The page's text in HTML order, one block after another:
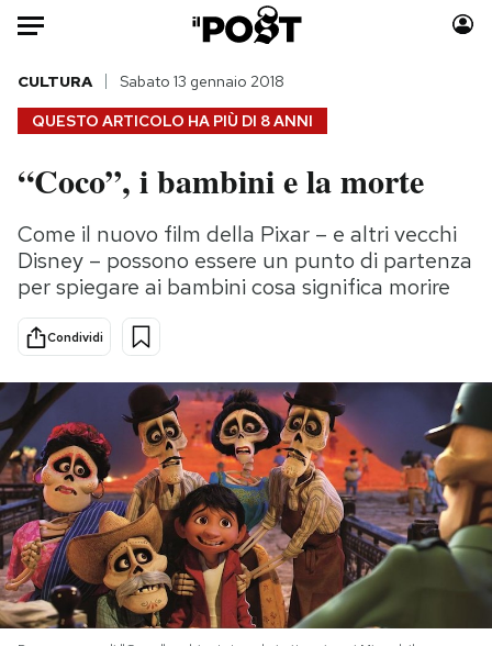
Auto
HOME
Italia
Politica
Tecnologia
Scienza
Economia
Sport
Moda
Consumismi
Storie/Idee
Altrecose
Mondiali calcio 2026
PODCAST
NEWSLETTER
QUESTO ARTICOLO HA PIÙ DI 8 ANNI
CULTURA Sabato 13 gennaio 2018
“Coco”, i bambini e la morte
Come il nuovo film della Pixar – e altri vecchi
Disney – possono essere un punto di partenza
per spiegare ai bambini cosa significa morire
Condividi